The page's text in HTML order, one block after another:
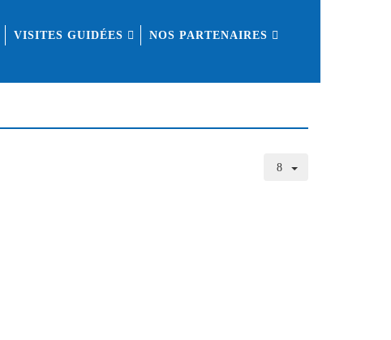
VISITES GUIDÉES NOS PARTENAIRES